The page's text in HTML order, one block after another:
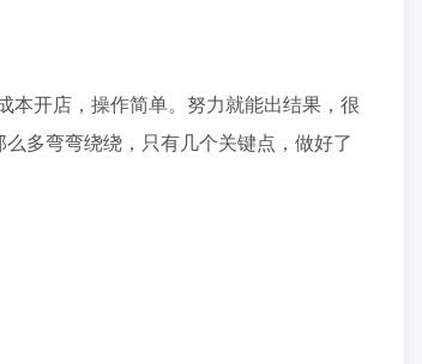
本开店，操作简单。努力就能出结果，很
多弯弯绕绕，只有几个关键点，做好了